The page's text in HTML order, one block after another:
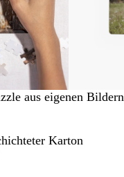
aus eigenen Bildern
Karton